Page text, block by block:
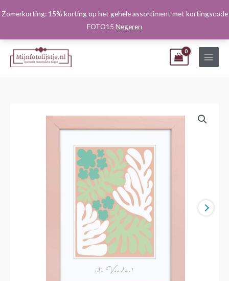
Zomerkorting: 15% korting op het gehele assortiment met kortingscode
FOTO15 Negeren
naar